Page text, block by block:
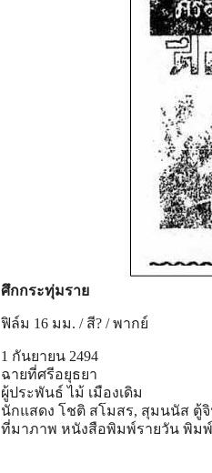
ศึกกระทุ่มราย
ฟิล์ม 16 มม. / สี? / พากย์
1 กันยายน 2494
ฉายที่ศรีอยุธยา
ผู้ประพันธ์ ไม้ เมืองเดิม
นักแสดง โชติ สโมสร, สุมนนัส ตู้
ที่มาภาพ หนังสือพิมพ์รายวัน พิมพ์